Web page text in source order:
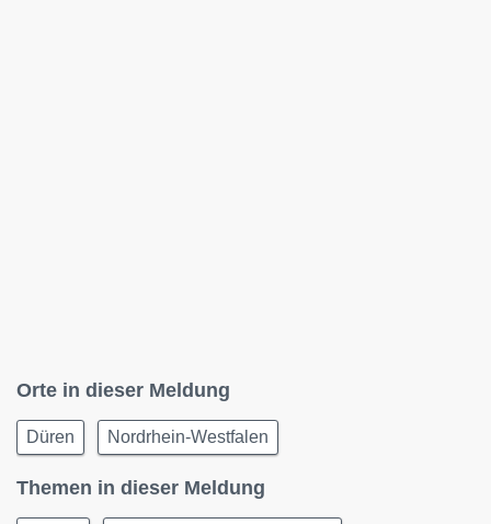
Orte in dieser Meldung
Düren Nordrhein-Westfalen
Themen in dieser Meldung